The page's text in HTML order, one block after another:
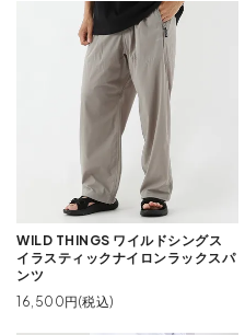
WILD THINGS ワイルドシングス
イラスティックナイロンラックスパ
ンツ
16,500円(税込)